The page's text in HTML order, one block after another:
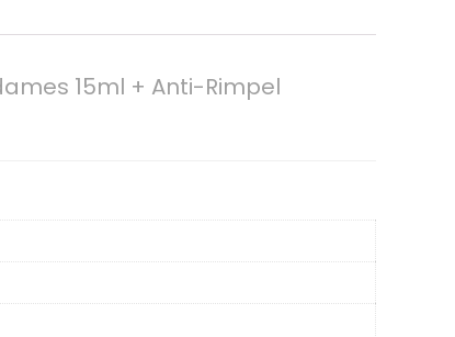
15ml + Anti-Rimpel